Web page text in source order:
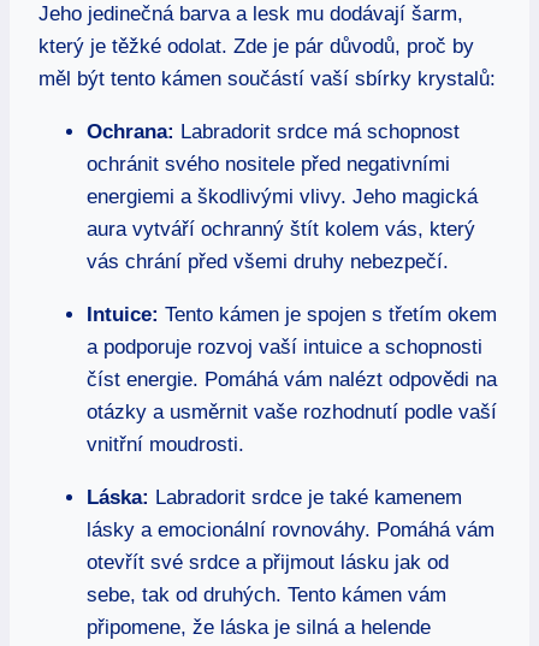
Jeho jedinečná barva a lesk mu dodávají šarm,
který je těžké odolat. Zde je pár důvodů, proč by
měl být tento kámen součástí vaší sbírky krystalů:
Ochrana: Labradorit srdce má schopnost
ochránit svého nositele před negativními
energiemi a škodlivými vlivy. Jeho magická
aura vytváří ochranný štít kolem vás, který
vás chrání před všemi druhy nebezpečí.
Intuice: Tento kámen je spojen s třetím okem
a podporuje rozvoj vaší intuice a schopnosti
číst energie. Pomáhá vám nalézt odpovědi na
otázky a usměrnit vaše rozhodnutí podle vaší
vnitřní moudrosti.
Láska: Labradorit srdce je také kamenem
lásky a emocionální rovnováhy. Pomáhá vám
otevřít své srdce a přijmout lásku jak od
sebe, tak od druhých. Tento kámen vám
připomene, že láska je silná a helende